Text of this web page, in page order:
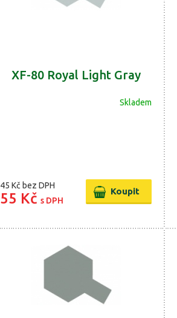
XF-80 Royal Light Gray
Skladem
45 Kč bez DPH
55 Kč s DPH